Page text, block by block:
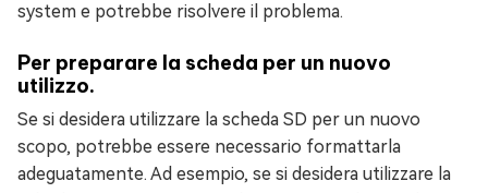
system e potrebbe risolvere il problema.
Per preparare la scheda per un nuovo
utilizzo.
Se si desidera utilizzare la scheda SD per un nuovo
scopo, potrebbe essere necessario formattarla
adeguatamente. Ad esempio, se si desidera utilizzare la